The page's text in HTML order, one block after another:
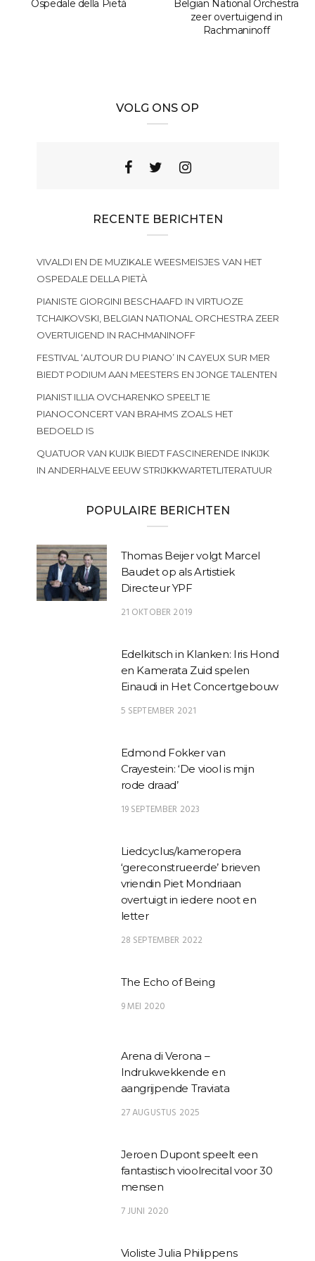
Ospedale della Pietà
Belgian National Orchestra
zeer overtuigend in
Rachmaninoff
VOLG ONS OP
RECENTE BERICHTEN
VIVALDI EN DE MUZIKALE WEESMEISJES VAN HET
OSPEDALE DELLA PIETÀ
PIANISTE GIORGINI BESCHAAFD IN VIRTUOZE
TCHAIKOVSKI, BELGIAN NATIONAL ORCHESTRA ZEER
OVERTUIGEND IN RACHMANINOFF
FESTIVAL ‘AUTOUR DU PIANO’ IN CAYEUX SUR MER
BIEDT PODIUM AAN MEESTERS EN JONGE TALENTEN
PIANIST ILLIA OVCHARENKO SPEELT 1E
PIANOCONCERT VAN BRAHMS ZOALS HET
BEDOELD IS
QUATUOR VAN KUIJK BIEDT FASCINERENDE INKIJK
IN ANDERHALVE EEUW STRIJKKWARTETLITERATUUR
POPULAIRE BERICHTEN
Thomas Beijer volgt Marcel
Baudet op als Artistiek
Directeur YPF
21 OKTOBER 2019
Edelkitsch in Klanken: Iris Hond
en Kamerata Zuid spelen
Einaudi in Het Concertgebouw
5 SEPTEMBER 2021
Edmond Fokker van
Crayestein: ‘De viool is mijn
rode draad’
19 SEPTEMBER 2023
Liedcyclus/kameropera
‘gereconstrueerde’ brieven
vriendin Piet Mondriaan
overtuigt in iedere noot en
letter
28 SEPTEMBER 2022
The Echo of Being
9 MEI 2020
Arena di Verona –
Indrukwekkende en
aangrijpende Traviata
27 AUGUSTUS 2025
Jeroen Dupont speelt een
fantastisch vioolrecital voor 30
mensen
7 JUNI 2020
Violiste Julia Philippens